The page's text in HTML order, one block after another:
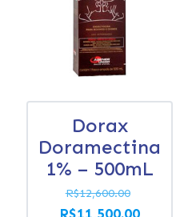
Dorax
Doramectina
1% – 500mL
R$12,600.00
preço
O